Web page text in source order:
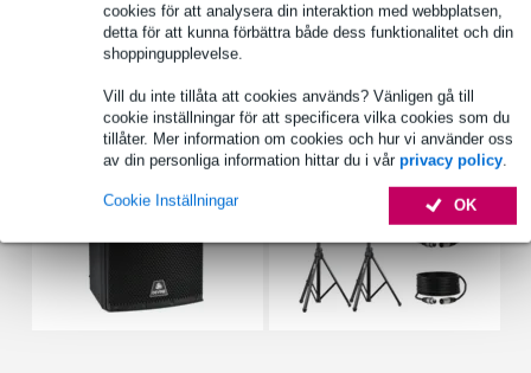
cookies för att analysera din interaktion med webbplatsen,
detta för att kunna förbättra både dess funktionalitet och din
shoppingupplevelse.
Vill du inte tillåta att cookies används? Vänligen gå till
cookie inställningar för att specificera vilka cookies som du
tillåter. Mer information om cookies och hur vi använder oss
av din personliga information hittar du i vår privacy policy.
OK
Cookie Inställningar
Se även (9)